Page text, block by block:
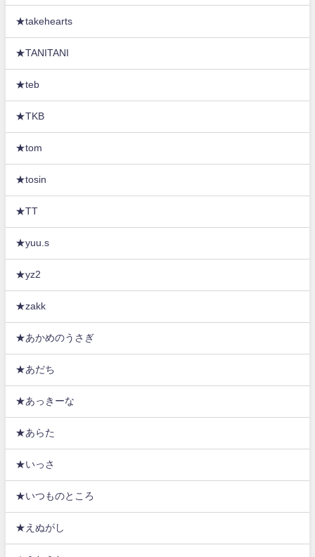
★takehearts
★TANITANI
★teb
★TKB
★tom
★tosin
★TT
★yuu.s
★yz2
★zakk
★あかめのうさぎ
★あだち
★あっきーな
★あらた
★いっさ
★いつものところ
★えぬがし